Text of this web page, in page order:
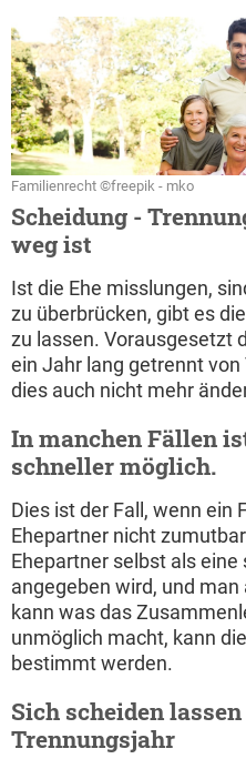
Familienrecht ©freepik - mko
Scheidung -
weg ist
Ist die Ehe misslungen,
zu überbrücken, gibt es
zu lassen. Vorausgesetzt
ein Jahr lang getrennt
dies auch nicht mehr
In manchen Fällen
schneller möglich.
Dies ist der Fall, wenn ein
Ehepartner nicht
Ehepartner selbst als eine
angegeben wird, und
kann was das
unmöglich macht, kann
bestimmt werden.
Sich scheiden
Trennungsjahr